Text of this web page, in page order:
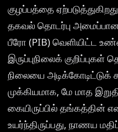
குழப்பத்தை
தகவல் தொடர்பு
பீரோ (PIB) வெளியிட்ட
இருப்புநிலைக் குறிப்புகள்
நிலையை அடிக்கோடிட்டுக்
முக்கியமாக, மே மாத
கையிருப்பில் தங்கத்தின்
உயர்ந்திருப்பது, நாணய